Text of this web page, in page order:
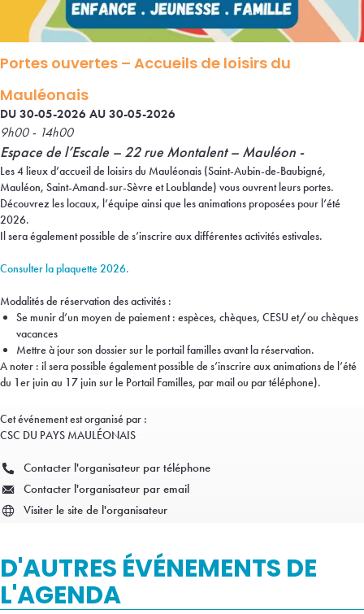
Portes ouvertes – Accueils de loisirs du
Mauléonais
DU 30-05-2026 AU 30-05-2026
9h00 - 14h00
Espace de l’Escale – 22 rue Montalent – Mauléon -
Les 4 lieux d’accueil de loisirs du Mauléonais (Saint-Aubin-de-Baubigné,
Mauléon, Saint-Amand-sur-Sèvre et Loublande) vous ouvrent leurs portes.
Découvrez les locaux, l’équipe ainsi que les animations proposées pour l’été
2026.
Il sera également possible de s’inscrire aux différentes activités estivales.
Consulter la plaquette 2026.
Modalités de réservation des activités :
Se munir d’un moyen de paiement : espèces, chèques, CESU et/ou chèques
vacances
Mettre à jour son dossier sur le portail familles avant la réservation.
A noter : il sera possible également possible de s’inscrire aux animations de l’été
du 1er juin au 17 juin sur le Portail Familles, par mail ou par téléphone).
Cet événement est organisé par :
CSC DU PAYS MAULÉONAIS
Contacter l'organisateur par téléphone
Contacter l'organisateur par email
Visiter le site de l'organisateur
D'AUTRES ÉVÉNEMENTS DE
L'AGENDA